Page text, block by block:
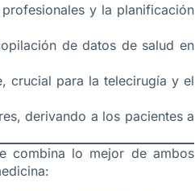
y la planificación
de datos de salud en
crucial para la telecirugía y el
derivando a los pacientes a
combina lo mejor de ambos